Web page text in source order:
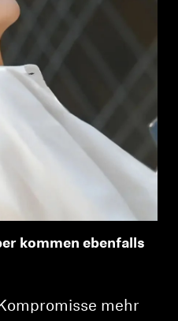
kommen ebenfalls
mehr